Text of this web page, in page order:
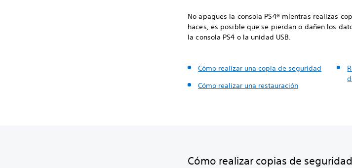
No apagues la consola PS4® mientras realizas
haces, es posible que se pierdan o dañen los
la consola PS4 o la unidad USB.
Cómo realizar una copia de seguridad
Cómo realizar una restauración
Cómo realizar copias de